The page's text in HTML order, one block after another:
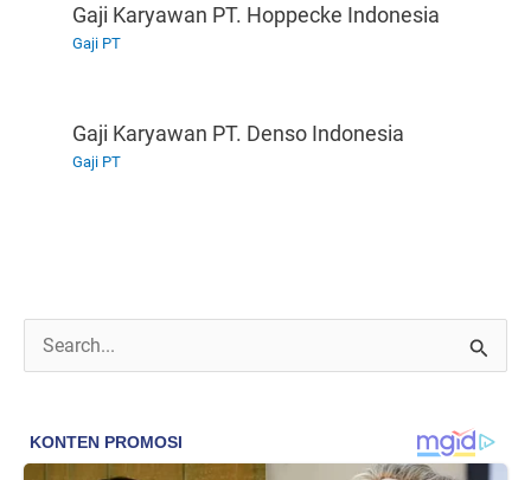
Gaji Karyawan PT. Hoppecke Indonesia
Gaji PT
Gaji Karyawan PT. Denso Indonesia
Gaji PT
a